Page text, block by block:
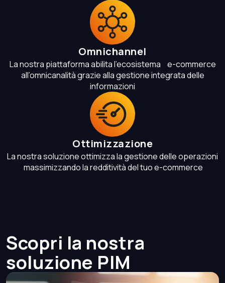
Omnichannel
La nostra piattaforma abilita l’ecosistema e-commerce
all’omnicanalità grazie alla gestione integrata delle
informazioni
Ottimizzazione
La nostra soluzione ottimizza la gestione delle operazioni
massimizzando la redditività del tuo e-commerce
Scopri la nostra
soluzione PIM